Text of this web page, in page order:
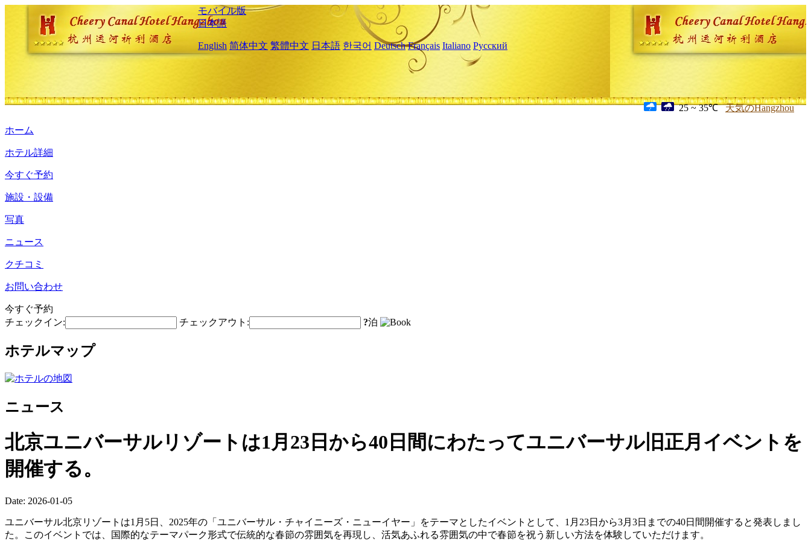
モバイル版
日本語
English 简体中文 繁體中文 日本語 한국어 Deutsch Français Italiano Русский
25 ~ 35℃ 天気のHangzhou
ホーム
ホテル詳細
今すぐ予約
施設・設備
写真
ニュース
クチコミ
お問い合わせ
今すぐ予約
チェックイン:
チェックアウト: ?泊
ホテルマップ
ニュース
北京ユニバーサルリゾートは1月23日から40日間にわたってユニバーサル旧正月イベントを
開催する。
Date: 2026-01-05
ユニバーサル北京リゾートは1月5日、2025年の「ユニバーサル・チャイニーズ・ニューイヤー」をテーマとしたイベントとして、1月23日から3月3日までの40日間開催すると発表しまし
た。このイベントでは、国際的なテーマパーク形式で伝統的な春節の雰囲気を再現し、活気あふれる雰囲気の中で春節を祝う新しい方法を体験していただけます。